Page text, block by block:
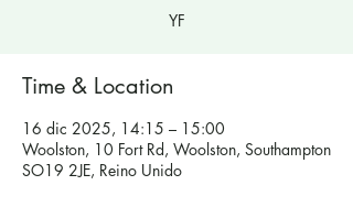
YF
Time & Location
16 dic 2025, 14:15 – 15:00
Woolston, 10 Fort Rd, Woolston, Southampton
SO19 2JE, Reino Unido